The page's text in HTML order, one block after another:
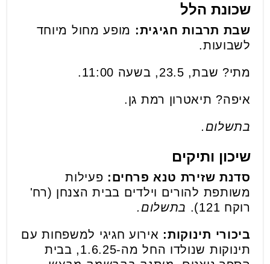
שכונת הלל
שבת תרבות חגיגית: מופע מחול מיוחד
לשבועות.
מתי? שבת, 23.5, בשעה 11:00.
איפה? תיאטרון רמת גן.
בתשלום.
שיכון ותיקים
סדנת שזירת טנא פרחים: פעילות
משותפת להורים וילדים בבית הצנחן (רח'
רוקח 121).
בתשלום.
ביכורי תינוקות: אירוע חגיגי למשפחות עם
תינוקות שנולדו החל מה-1.6.25, בבית